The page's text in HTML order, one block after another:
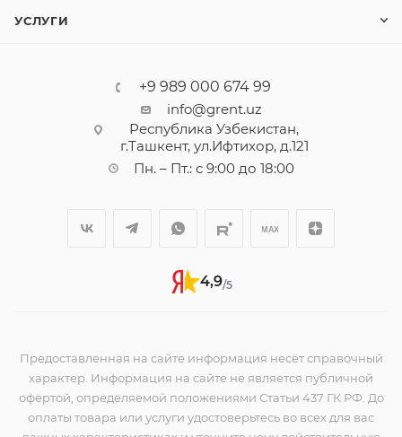
УСЛУГИ
+9 989 000 674 99
info@grent.uz
Республика Узбекистан,
г.Ташкент, ул.Ифтихор, д.121
Пн. – Пт.: с 9:00 до 18:00
4,9/5
Предоставленная на сайте информация несёт справочный
характер. Информация на сайте не является публичной
офертой, определяемой положениями Статьи 437 ГК РФ. До
оплаты товара или услуги удостоверьтесь во всех для вас